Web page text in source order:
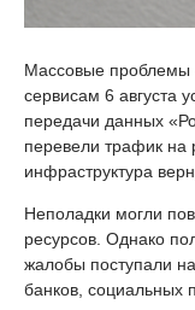
Массовые проблемы
сервисам 6 августа
передачи данных
перевели трафик на
инфраструктура
Неполадки могли
ресурсов. Однако
жалобы поступали
банков, социальных